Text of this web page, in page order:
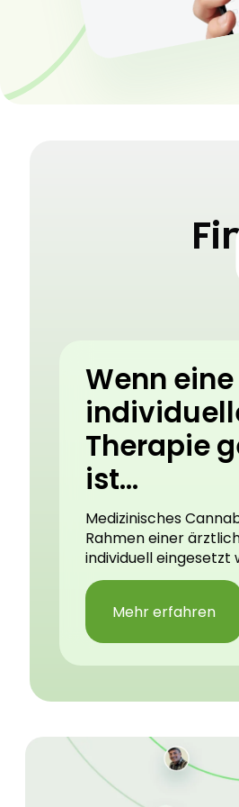
Wenn eine
Therapie
ist...
Medizinisches
Rahmen einer
individuell eingesetzt
Mehr erfahren